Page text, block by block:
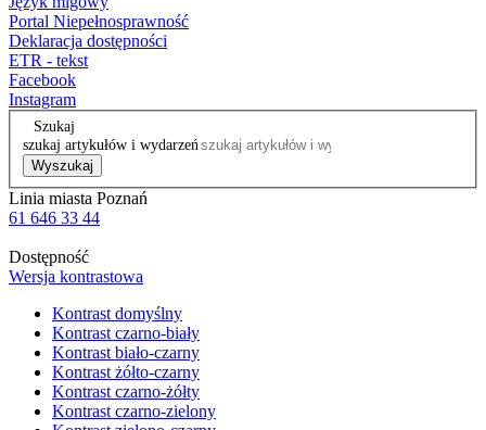
Portal Niepełnosprawność
Deklaracja dostępności
ETR - tekst
Facebook
Instagram
Szukaj
szukaj artykułów i wydarzeń
Wyszukaj
Linia miasta Poznań
61 646 33 44
Dostępność
Wersja kontrastowa
Kontrast domyślny
Kontrast czarno-biały
Kontrast biało-czarny
Kontrast żółto-czarny
Kontrast czarno-żółty
Kontrast czarno-zielony